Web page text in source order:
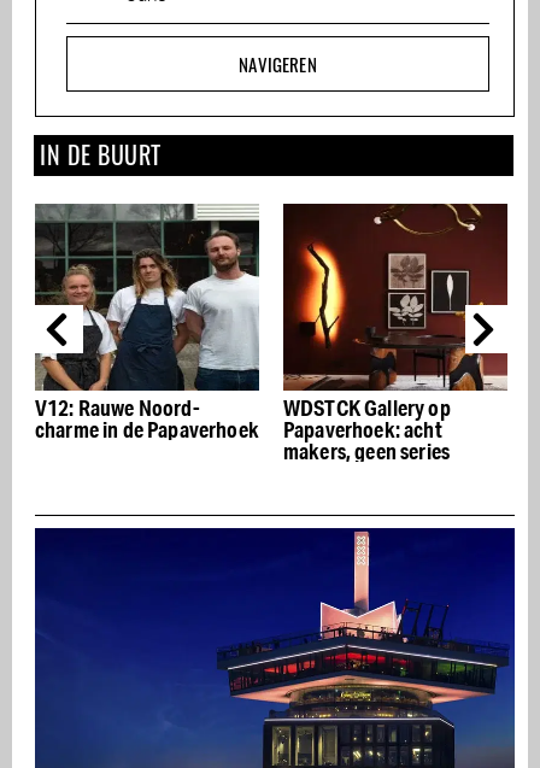
NAVIGEREN
IN DE BUURT
WDSTCK Gallery op
Papaverhoek: acht
Café Soleil, mediterrane
bistro, buurtkroeg en
terras in Noord